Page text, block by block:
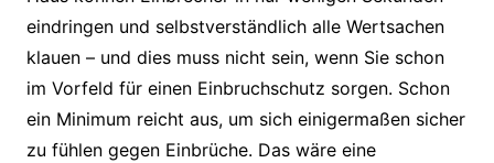
eindringen und selbstverständlich alle Wertsachen
klauen – und dies muss nicht sein, wenn Sie schon
im Vorfeld für einen Einbruchschutz sorgen. Schon
ein Minimum reicht aus, um sich einigermaßen sicher
zu fühlen gegen Einbrüche. Das wäre eine